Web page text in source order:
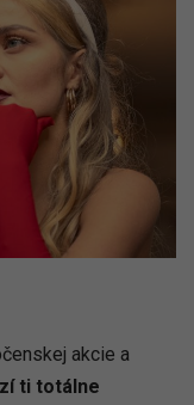
akcie a
ti totálne